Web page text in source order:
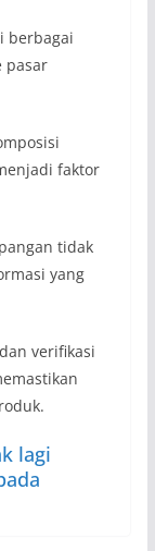
berbagai
pasar
faktor
tidak
yang
verifikasi
lagi